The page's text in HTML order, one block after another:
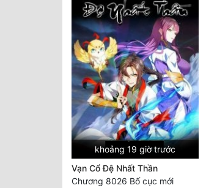
khoảng 19 giờ trước
Vạn Cổ Đệ Nhất Thần
Chương 8026 Bố cục mới